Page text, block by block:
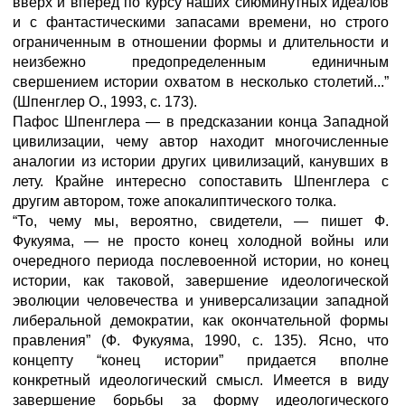
и с фантастическими запасами времени, но строго
ограниченным в отношении формы и длительности и
неизбежно предопределенным единичным
свершением истории охватом в несколько столетий...”
(Шпенглер О., 1993, с. 173).
Пафос Шпенглера — в предсказании конца Западной
цивилизации, чему автор находит многочисленные
аналогии из истории других цивилизаций, канувших в
лету. Крайне интересно сопоставить Шпенглера с
другим автором, тоже апокалиптического толка.
“То, чему мы, вероятно, свидетели, — пишет Ф.
Фукуяма, — не просто конец холодной войны или
очередного периода послевоенной истории, но конец
истории, как таковой, завершение идеологической
эволюции человечества и универсализации западной
либеральной демократии, как окончательной формы
правления” (Ф. Фукуяма, 1990, с. 135). Ясно, что
концепту “конец истории” придается вполне
конкретный идеологический смысл. Имеется в виду
завершение борьбы за форму идеологического